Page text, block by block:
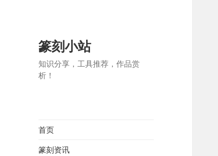
篆刻小站
知识分享，工具推荐，作品赏
析！
首页
篆刻资讯